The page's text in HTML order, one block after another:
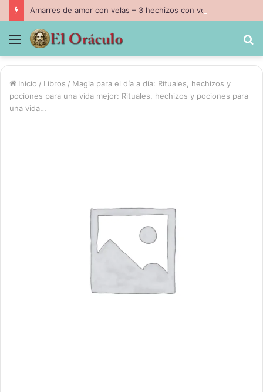
Menú
Inicio / Libros / Magia para el día a día: Rituales, hechizos y
pociones para una vida mejor: Rituales, hechizos y pociones para
una vida…